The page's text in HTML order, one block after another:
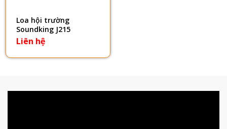
Loa hội trường
Soundking J215
Liên hệ